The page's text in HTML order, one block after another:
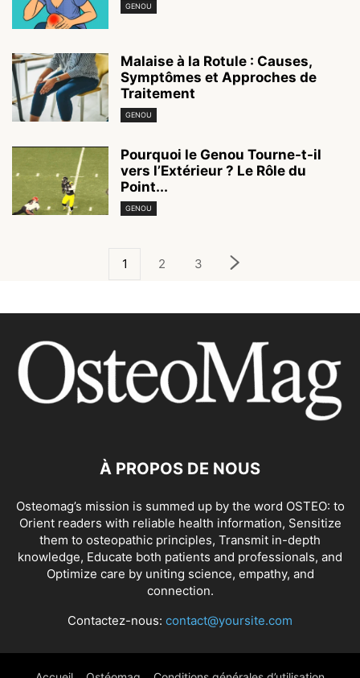
GENOU
Malaise à la Rotule : Causes,
Symptômes et Approches de
Traitement
GENOU
Pourquoi le Genou Tourne-t-il
vers l’Extérieur ? Le Rôle du
Point...
GENOU
1 2 3
À PROPOS DE NOUS
Osteomag’s mission is summed up by the word OSTEO: to
Orient readers with reliable health information, Sensitize
them to osteopathic principles, Transmit in-depth
knowledge, Educate both patients and professionals, and
Optimize care by uniting science, empathy, and
connection.
Contactez-nous: contact@yoursite.com